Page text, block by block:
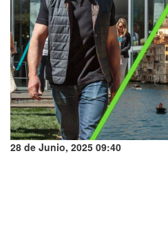
28 de Junio, 2025 09:40